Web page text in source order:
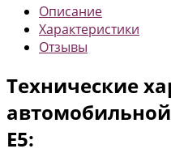
Описание
Характеристики
Отзывы
Технические
автомобильной
E5: